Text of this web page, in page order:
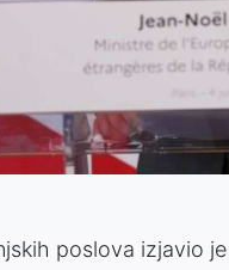
poslova izjavio